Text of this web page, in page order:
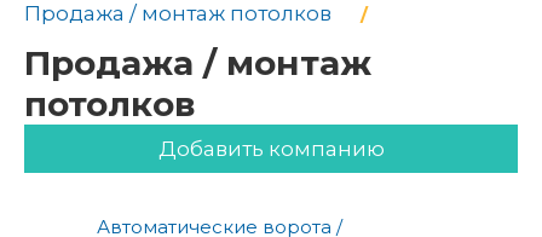
Продажа / монтаж потолков
Продажа / монтаж
потолков
Добавить компанию
Автоматические ворота /